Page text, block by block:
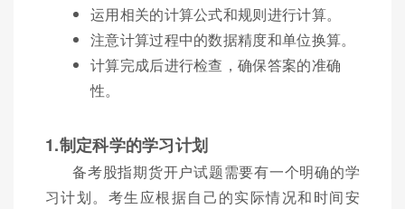
运用相关的计算公式和规则进行计算。
注意计算过程中的数据精度和单位换算。
计算完成后进行检查，确保答案的准确
性。
1.制定科学的学习计划
备考股指期货开户试题需要有一个明确的学
习计划。考生应根据自己的实际情况和时间安